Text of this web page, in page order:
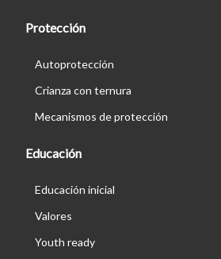
Protección
Autoprotección
Crianza con ternura
Mecanismos de protección
Educación
Educación inicial
Valores
Youth ready